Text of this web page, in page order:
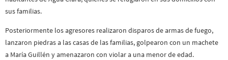
sus familias.
Posteriormente los agresores realizaron disparos de armas de fuego,
lanzaron piedras a las casas de las familias, golpearon con un machete
a María Guillén y amenazaron con violar a una menor de edad.